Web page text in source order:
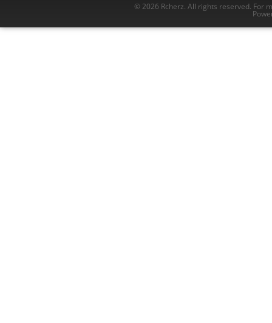
© 2026 Rcherz. All rights reserved. For